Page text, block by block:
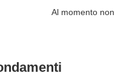
Al momento